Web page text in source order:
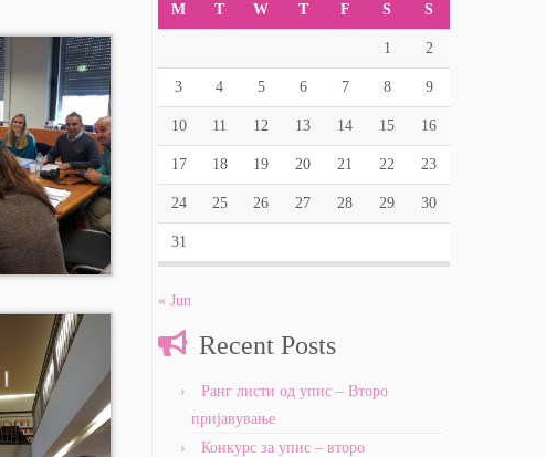
M T W T F S S
1 2
3 4 5 6 7 8 9
10 11 12 13 14 15 16
17 18 19 20 21 22 23
24 25 26 27 28 29 30
31
« Jun
Recent Posts
Ранг листи од упис – Второ
пријавување
Конкурс за упис – второ